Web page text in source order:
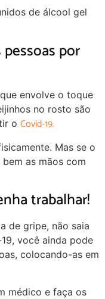
de álcool gel
por
envolve o toque
no rosto são
o Covid-19.
Mas se o
as mãos com
trabalhar!
de gripe, não saia
você ainda pode
colocando-as em
médico e faça os